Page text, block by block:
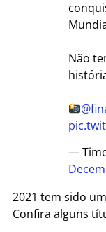
Não
—
2021 tem sido
Confira alguns